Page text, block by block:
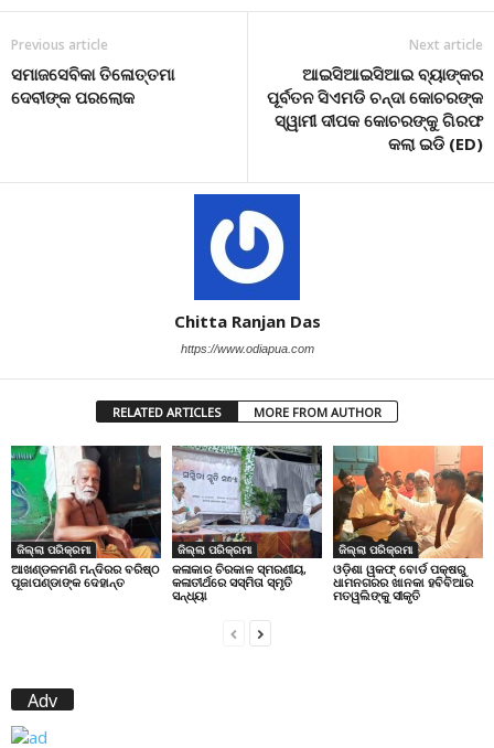
Previous article
ସମାଜସେବିକା ତିଳୋତ୍ତମା
ଦେବୀଙ୍କ ପରଲୋକ
Next article
ଆଇସିଆଇସିଆଇ ବ୍ୟାଙ୍କର
ପୂର୍ବତନ ସିଏମଡି ଚନ୍ଦା କୋଚରଙ୍କ
ସ୍ୱାମୀ ଦୀପକ କୋଚରଙ୍କୁ ଗିରଫ
କଲା ଇଡି (ED)
Chitta Ranjan Das
https://www.odiapua.com
RELATED ARTICLES MORE FROM AUTHOR
ଜିଲ୍ଲା ପରିକ୍ରମା
ଆଖଣ୍ଡଳମଣି ମନ୍ଦିରର ବରିଷ୍ଠ
ପୂଜାପଣ୍ଡାଙ୍କ ଦେହାନ୍ତ
ଜିଲ୍ଲା ପରିକ୍ରମା
କଳାକାର ଚିରକାଳ ସ୍ମରଣୀୟ,
କଳାତୀର୍ଥରେ ସସ୍ମିତା ସ୍ମୃତି
ସନ୍ଧ୍ୟା
ଜିଲ୍ଲା ପରିକ୍ରମା
ଓଡ଼ିଶା ୱକଫ୍ ବୋର୍ଡ ପକ୍ଷରୁ
ଧାମନଗରର ଖାନକା ହବିବିଆର
ମତୱଲିଙ୍କୁ ସୀକୃତି
Adv